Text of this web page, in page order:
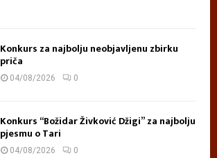
Konkurs za najbolju neobjavljenu zbirku
priča
04/08/2026 0
Konkurs “Božidar Živković Džigi” za najbolju
pjesmu o Tari
04/08/2026 0